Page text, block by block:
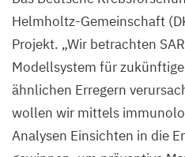
Helmholtz-Gemeinschaft (
Projekt. „Wir betrachten
Modellsystem für
ähnlichen Erregern
wollen wir mittels
Analysen Einsichten in die